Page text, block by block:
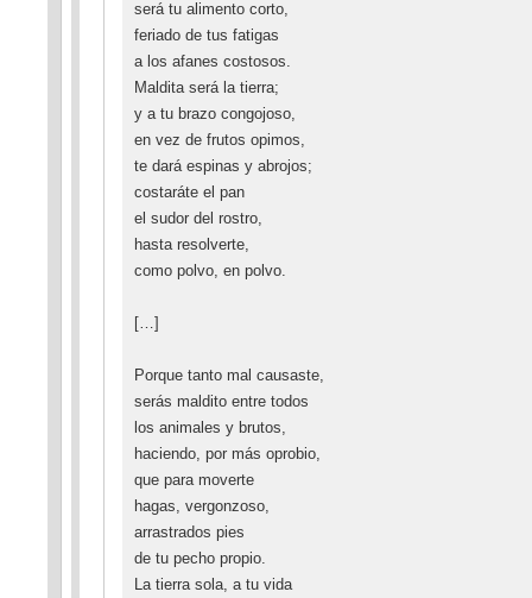
será tu alimento corto,
feriado de tus fatigas
a los afanes costosos.
Maldita será la tierra;
y a tu brazo congojoso,
en vez de frutos opimos,
te dará espinas y abrojos;
costaráte el pan
el sudor del rostro,
hasta resolverte,
como polvo, en polvo.
[…]
Porque tanto mal causaste,
serás maldito entre todos
los animales y brutos,
haciendo, por más oprobio,
que para moverte
hagas, vergonzoso,
arrastrados pies
de tu pecho propio.
La tierra sola, a tu vida